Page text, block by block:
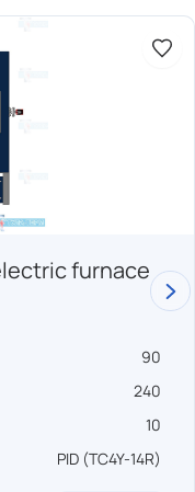
furnace
90
240
10
PID (TC4Y-14R)